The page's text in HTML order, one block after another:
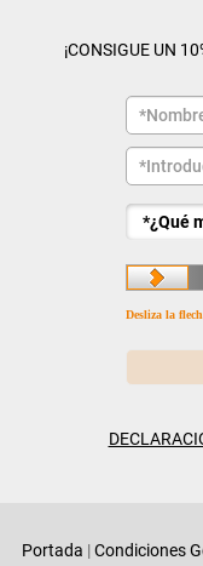
¡CONSIGUE UN
Desliza la
Portada |Condiciones